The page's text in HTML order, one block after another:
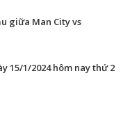
giữa Man City vs
15/1/2024 hôm nay thứ 2